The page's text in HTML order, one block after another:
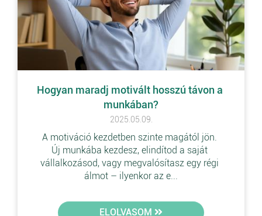
Hogyan maradj motivált hosszú távon a
munkában?
2025.05.09.
A motiváció kezdetben szinte magától jön.
Új munkába kezdesz, elindítod a saját
vállalkozásod, vagy megvalósítasz egy régi
álmot – ilyenkor az e...
ELOLVASOM